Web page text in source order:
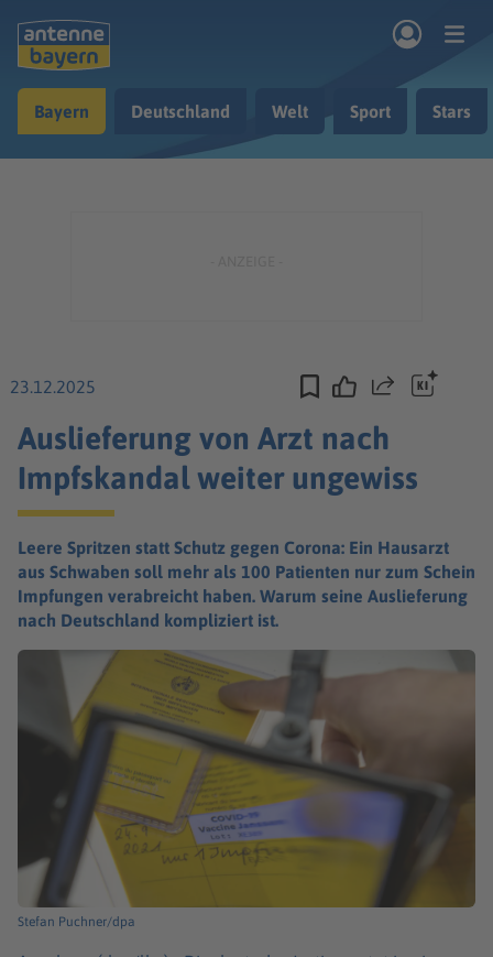
Musik & Radio
Bayern Deutschland Welt Sport Stars
23.12.2025 Teilen
Auslieferung von Arzt nach
Impfskandal weiter ungewiss
Leere Spritzen statt Schutz gegen Corona: Ein Hausarzt
aus Schwaben soll mehr als 100 Patienten nur zum Schein
Impfungen verabreicht haben. Warum seine Auslieferung
nach Deutschland kompliziert ist.
Stefan Puchner/dpa